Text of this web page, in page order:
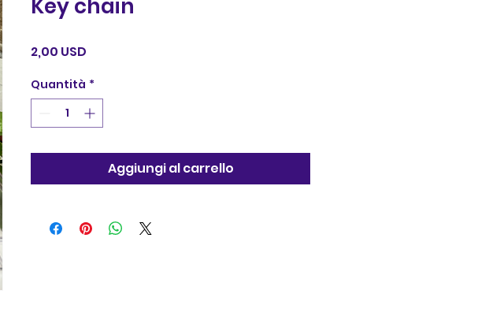
Key chain
2,00 USD
Quantità *
Aggiungi al carrello